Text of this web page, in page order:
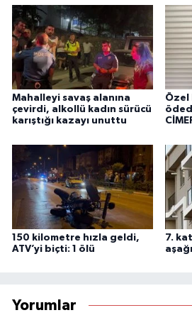
Mahalleyi savaş alanına
çevirdi, alkollü kadın sürücü
karıştığı kazayı unuttu
Özel
150 kilometre hızla geldi,
ATV’yi biçti: 1 ölü
7.
Yorumlar